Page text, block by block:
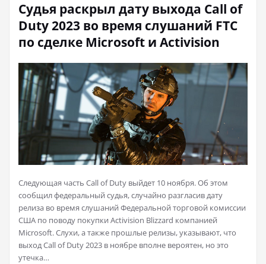
Судья раскрыл дату выхода Call of
Duty 2023 во время слушаний FTC
по сделке Microsoft и Activision
Следующая часть Call of Duty выйдет 10 ноября. Об этом
сообщил федеральный судья, случайно разгласив дату
релиза во время слушаний Федеральной торговой комиссии
США по поводу покупки Activision Blizzard компанией
Microsoft. Слухи, а также прошлые релизы, указывают, что
выход Call of Duty 2023 в ноябре вполне вероятен, но это
утечка…